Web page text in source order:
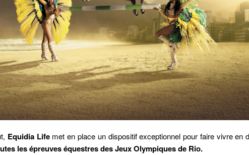
Equidia Lifemet en place un dispositif exceptionnel pour faire vivre en
les épreuves équestres des Jeux Olympiques de Rio.